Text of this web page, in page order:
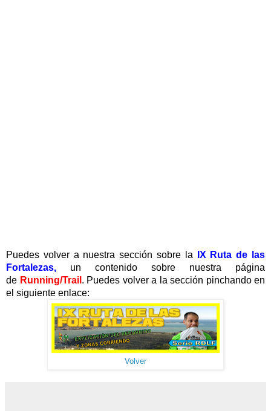
Puedes volver a nuestra sección sobre la
IX Ruta de las
Fortalezas, un contenido sobre nuestra página
de Running/Trail . Puedes volver a la sección pinchando en
el siguiente enlace:
Volver